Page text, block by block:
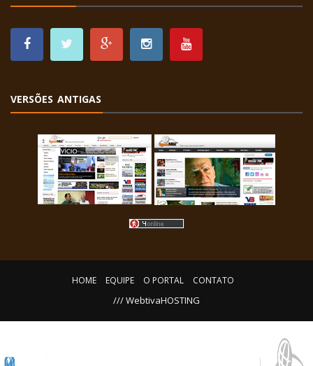
VERSÕES ANTIGAS
HOME EQUIPE O PORTAL CONTATO
/// WebtivaHOSTING